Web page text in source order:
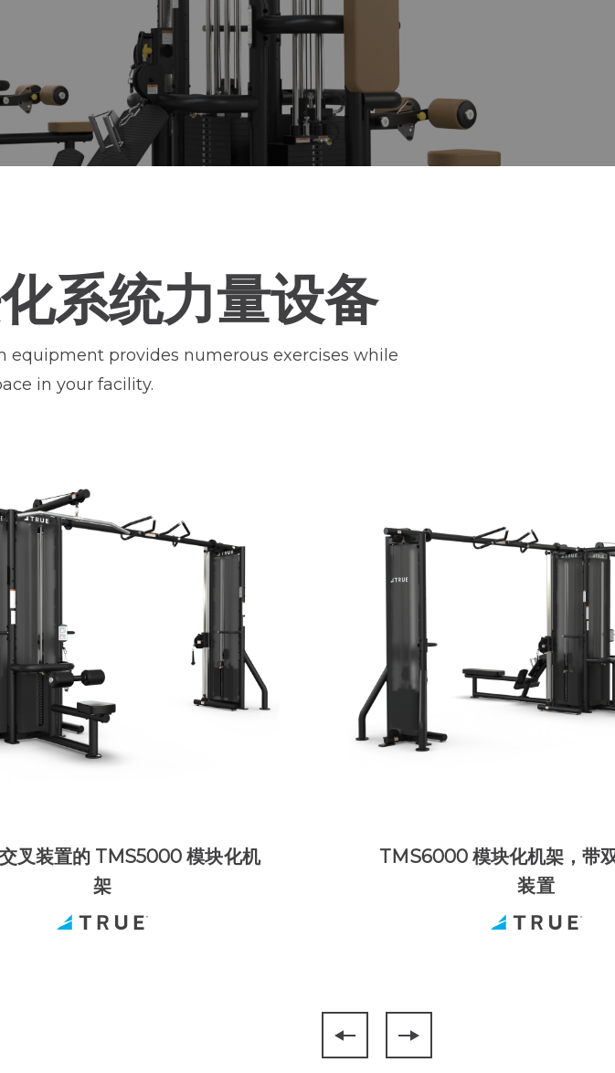
系统力量设备
provides numerous exercises while
in your facility.
叉装置的 TMS5000 模块化机
架
TMS6000 模块化机架，带
装置